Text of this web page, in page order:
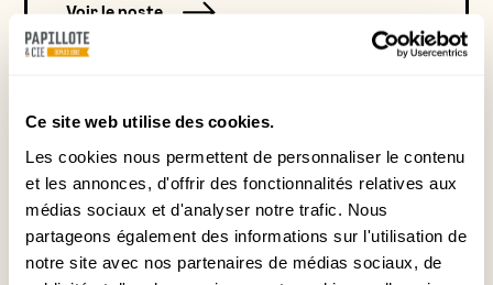
Ce site web utilise des cookies.
Les cookies nous permettent de personnaliser le contenu
et les annonces, d'offrir des fonctionnalités relatives aux
médias sociaux et d'analyser notre trafic. Nous
partageons également des informations sur l'utilisation de
notre site avec nos partenaires de médias sociaux, de
Voir le poste
Plongeur à temps
plein